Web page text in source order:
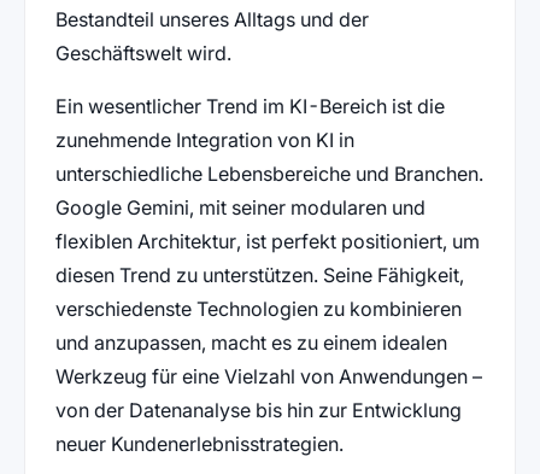
Bestandteil unseres Alltags und der
Geschäftswelt wird.
Ein wesentlicher Trend im KI-Bereich ist die
zunehmende Integration von KI in
unterschiedliche Lebensbereiche und Branchen.
Google Gemini, mit seiner modularen und
flexiblen Architektur, ist perfekt positioniert, um
diesen Trend zu unterstützen. Seine Fähigkeit,
verschiedenste Technologien zu kombinieren
und anzupassen, macht es zu einem idealen
Werkzeug für eine Vielzahl von Anwendungen –
von der Datenanalyse bis hin zur Entwicklung
neuer Kundenerlebnisstrategien.